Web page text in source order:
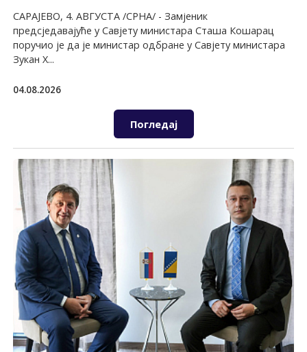
САРАЈЕВО, 4. АВГУСТА /СРНА/ - Замјеник
предсједавајуће у Савјету министара Сташа Кошарац
поручио је да је министар одбране у Савјету министара
Зукан Х...
04.08.2026
Погледај